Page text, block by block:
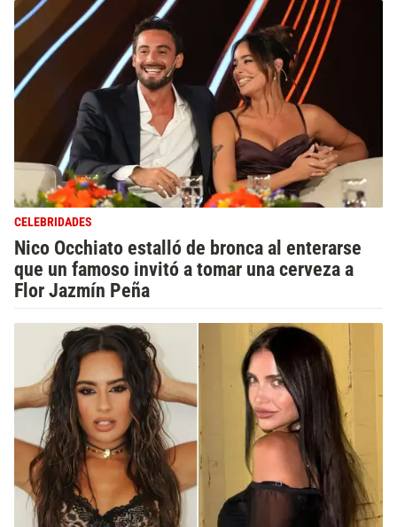
CELEBRIDADES
Nico Occhiato estalló de bronca al enterarse
que un famoso invitó a tomar una cerveza a
Flor Jazmín Peña